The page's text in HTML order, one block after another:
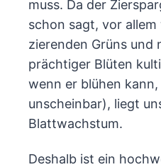
muss. Da der
schon sagt, vor allem
zierenden Grüns und
prächtiger Blüten
wenn er blühen
unscheinbar), liegt
Blattwachstum.
Deshalb ist ein